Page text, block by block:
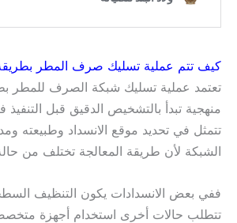
كيف تتم عملية تسليك صرف المطر بطريقة
تعتمد عملية تسليك شبكة الصرف للمطر
منهجية تبدأ بالتشخيص الدقيق قبل التنفيذ
تتمثل في تحديد موقع الانسداد وطبيعته
الشبكة لأن طريقة المعالجة تختلف من
ففي بعض الانسدادات يكون التنظيف
تتطلب حالات أخرى استخدام أجهزة